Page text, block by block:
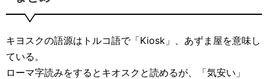
キヨスクの語源はトルコ語で「Kiosk」、あずま屋を意味し
ている。
ローマ字読みをするとキオスクと読めるが、「気安い」